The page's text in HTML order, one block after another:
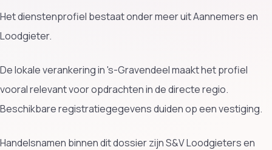
Het dienstenprofiel bestaat onder meer uit Aannemers en
Loodgieter.
De lokale verankering in 's-Gravendeel maakt het profiel
vooral relevant voor opdrachten in de directe regio.
Beschikbare registratiegegevens duiden op een vestiging.
Handelsnamen binnen dit dossier zijn S&V Loodgieters en